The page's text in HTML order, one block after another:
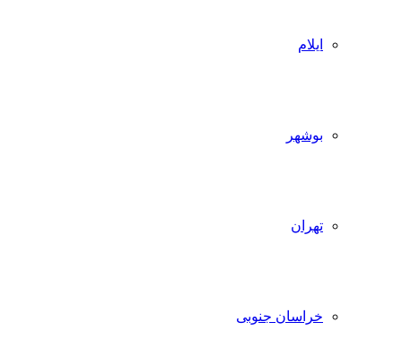
ایلام
بوشهر
تهران
خراسان جنوبی